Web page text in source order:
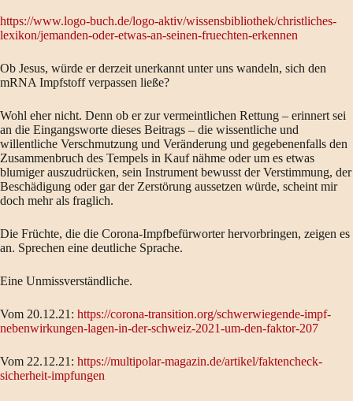
https://www.logo-buch.de/logo-aktiv/wissensbibliothek/christliches-
lexikon/jemanden-oder-etwas-an-seinen-fruechten-erkennen
Ob Jesus, würde er derzeit unerkannt unter uns wandeln, sich den
mRNA Impfstoff verpassen ließe?
Wohl eher nicht. Denn ob er zur vermeintlichen Rettung – erinnert sei
an die Eingangsworte dieses Beitrags – die wissentliche und
willentliche Verschmutzung und Veränderung und gegebenenfalls den
Zusammenbruch des Tempels in Kauf nähme oder um es etwas
blumiger auszudrücken, sein Instrument bewusst der Verstimmung, der
Beschädigung oder gar der Zerstörung aussetzen würde, scheint mir
doch mehr als fraglich.
Die Früchte, die die Corona-Impfbefürworter hervorbringen, zeigen es
an. Sprechen eine deutliche Sprache.
Eine Unmissverständliche.
Vom 20.12.21: https://corona-transition.org/schwerwiegende-impf-
nebenwirkungen-lagen-in-der-schweiz-2021-um-den-faktor-207
Vom 22.12.21: https://multipolar-magazin.de/artikel/faktencheck-
sicherheit-impfungen